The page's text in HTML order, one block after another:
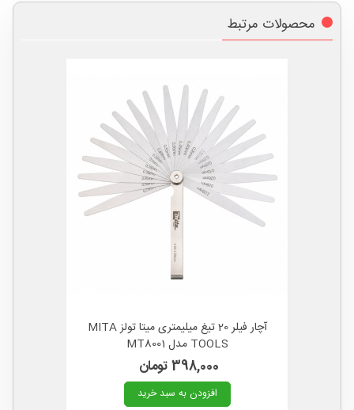
محصولات مرتبط
آچار فیلر 20 تیغ میلیمتری میتا تولز MITA
TOOLS مدل MT8001
398,000 تومان
افزودن به سبد خرید